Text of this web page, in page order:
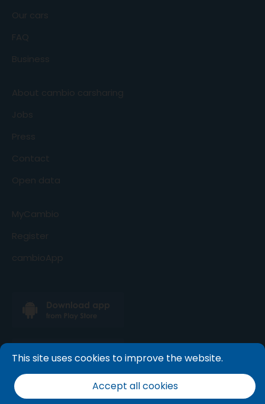
Our cars
FAQ
Business
About cambio carsharing
Jobs
Press
Contact
Open data
MyCambio
Register
cambioApp
This site uses cookies to improve the website.
Accept all cookies